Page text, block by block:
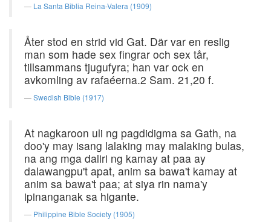
La Santa Biblia Reina-Valera (1909)
Åter stod en strid vid Gat. Där var en reslig
man som hade sex fingrar och sex tår,
tillsammans tjugufyra; han var ock en
avkomling av rafaéerna.2 Sam. 21,20 f.
Swedish Bible (1917)
At nagkaroon uli ng pagdidigma sa Gath, na
doo'y may isang lalaking may malaking bulas,
na ang mga daliri ng kamay at paa ay
dalawangpu't apat, anim sa bawa't kamay at
anim sa bawa't paa; at siya rin nama'y
ipinanganak sa higante.
Philippine Bible Society (1905)